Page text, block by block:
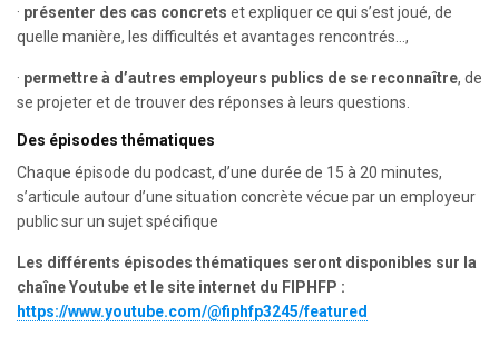
· présenter des cas concrets et expliquer ce qui s’est joué, de
quelle manière, les difficultés et avantages rencontrés…,
· permettre à d’autres employeurs publics de se reconnaître, de
se projeter et de trouver des réponses à leurs questions.
Des épisodes thématiques
Chaque épisode du podcast, d’une durée de 15 à 20 minutes,
s’articule autour d’une situation concrète vécue par un employeur
public sur un sujet spécifique
Les différents épisodes thématiques seront disponibles sur la
chaîne Youtube et le site internet du FIPHFP :
https://www.youtube.com/@fiphfp3245/featured